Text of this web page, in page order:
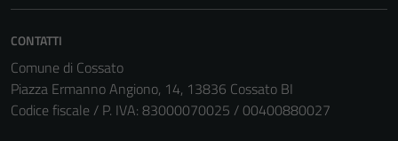
CONTATTI
Comune di Cossato
Piazza Ermanno Angiono, 14, 13836 Cossato BI
Codice fiscale / P. IVA: 83000070025 / 00400880027
essere
informazioni
personali.